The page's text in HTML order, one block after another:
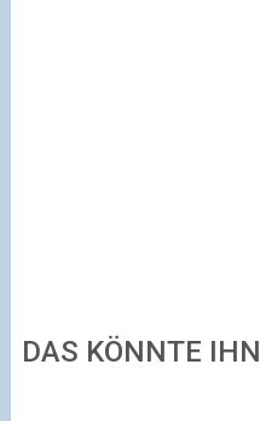
DAS KÖNNTE